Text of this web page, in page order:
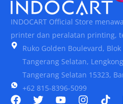
INDOCART Official Store
printer dan peralatan printing,
Ruko Golden Boulevard,
Tangerang Selatan,
Tangerang Selatan 15323,
+62 815-8396-5099